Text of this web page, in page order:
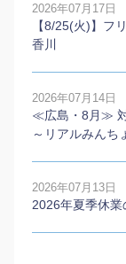
2026年07月17日
【8/25(火)】フ
香川
2026年07月14日
≪広島・8月≫ 対
～リアルみんち
2026年07月13日
2026年夏季休業